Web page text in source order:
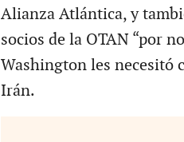
Alianza Atlántica, y
socios de la OTAN “por
Washington les necesitó
Irán.